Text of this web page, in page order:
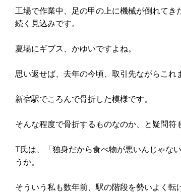
工場で作業中、足の甲の上に機械が倒れて
続く見込みです。
夏場にギブス、かゆいですよね。
思い返せば、去年の今頃、取引先ながらこれ
新宿駅でころんで骨折した模様です。
そんな程度で骨折するものなのか、と疑問符
T氏は、「独身だから食べ物が悪いんじゃな
うか。
そういう私も数年前、駅の階段を勢いよく